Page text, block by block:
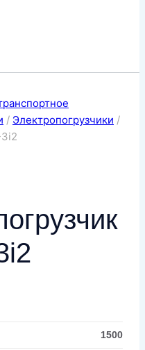
/ Электропогрузчики /
1500